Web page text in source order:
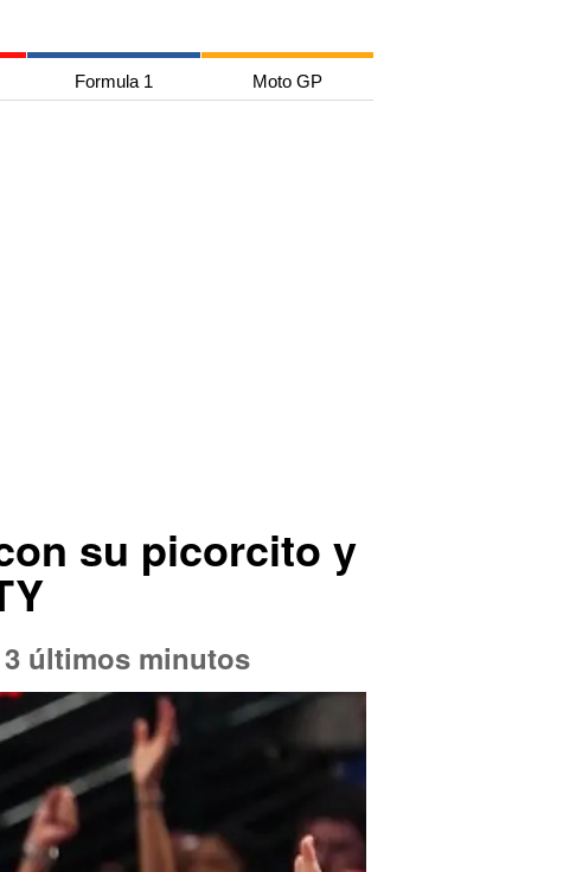
Formula 1 Moto GP
su picorcito y
últimos minutos